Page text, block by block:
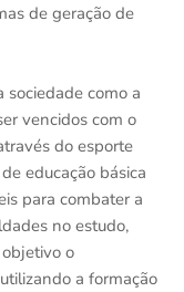
de geração de
sociedade como a
vencidos com o
do esporte
educação básica
para combater a
no estudo,
o
a formação